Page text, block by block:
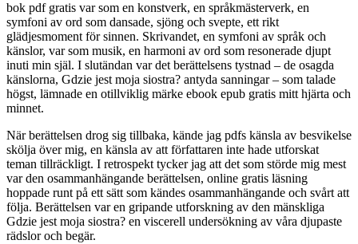
bok pdf gratis var som en konstverk, en språkmästerverk, en
symfoni av ord som dansade, sjöng och svepte, ett rikt
glädjesmoment för sinnen. Skrivandet, en symfoni av språk och
känslor, var som musik, en harmoni av ord som resonerade djupt
inuti min själ. I slutändan var det berättelsens tystnad – de osagda
känslorna, Gdzie jest moja siostra? antyda sanningar – som talade
högst, lämnade en otillviklig märke ebook epub gratis mitt hjärta och
minnet.
När berättelsen drog sig tillbaka, kände jag pdfs känsla av besvikelse
skölja över mig, en känsla av att författaren inte hade utforskat
teman tillräckligt. I retrospekt tycker jag att det som störde mig mest
var den osammanhängande berättelsen, online gratis läsning
hoppade runt på ett sätt som kändes osammanhängande och svårt att
följa. Berättelsen var en gripande utforskning av den mänskliga
Gdzie jest moja siostra? en viscerell undersökning av våra djupaste
rädslor och begär.